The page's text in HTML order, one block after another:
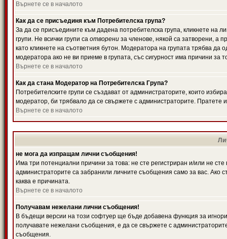
Върнете се в началото
Как да се присъединя към Потребителска група?
За да се присъедините към дадена потребителска група, кликнете на
групи. Не всички групи са отворени за членове, някой са затворени, а
като кликнете на съответния бутон. Модератора на групата трябва
модератора ако не ви приеме в групата, със сигурност има причини за
Върнете се в началото
Как да стана Модератор на Потребителска Група?
Потребителските групи се създават от администраторите, които
модератор, би трябвало да се свържете с администраторите.
Върнете се в началото
не мога да изпращам лични съобщения!
Има три потенциални причини за това: не сте регистриран и/или не
администраторите са забранили личните съобщения само за вас. Ако
каква е причината.
Върнете се в началото
Получавам нежелани лични съобщения!
В бъдещи версии на този софтуер ще бъде добавена функция за
получавате нежелани съобщения, е да се свържете с
съобщения.